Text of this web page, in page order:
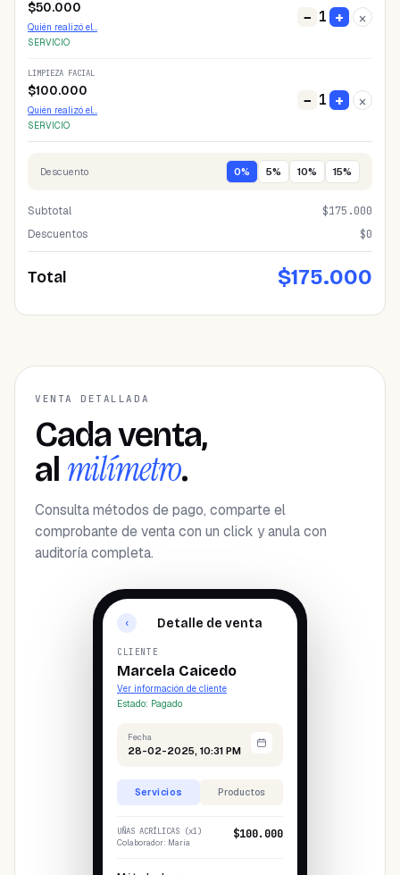
$50.000
Quién realizó el…
SERVICIO
− 1 + ×
LIMPIEZA FACIAL
$100.000
Quién realizó el…
SERVICIO
− 1 + ×
Descuento 0% 5% 10% 15%
Subtotal $175.000
Descuentos
$0
Total $175.000
VENTA DETALLADA
Cada venta,
al milímetro.
Consulta métodos de pago, comparte el
comprobante de venta con un click y anula con
auditoría completa.
‹ Detalle de venta
CLIENTE
Marcela Caicedo
Ver información de cliente
Estado: Pagado
Fecha
28-02-2025, 10:31 PM
Servicios Productos
UÑAS ACRÍLICAS (x1)
Colaborador: María
$100.000